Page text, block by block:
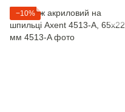
−10%